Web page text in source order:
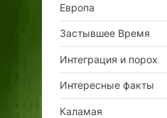
Европа
Застывшее Время
Интеграция и порох
Интересные факты
Каламая